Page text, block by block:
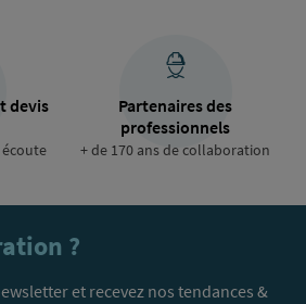
devis
Partenaires des
professionnels
+ de 170 ans de collaboration
?
et recevez nos tendances &